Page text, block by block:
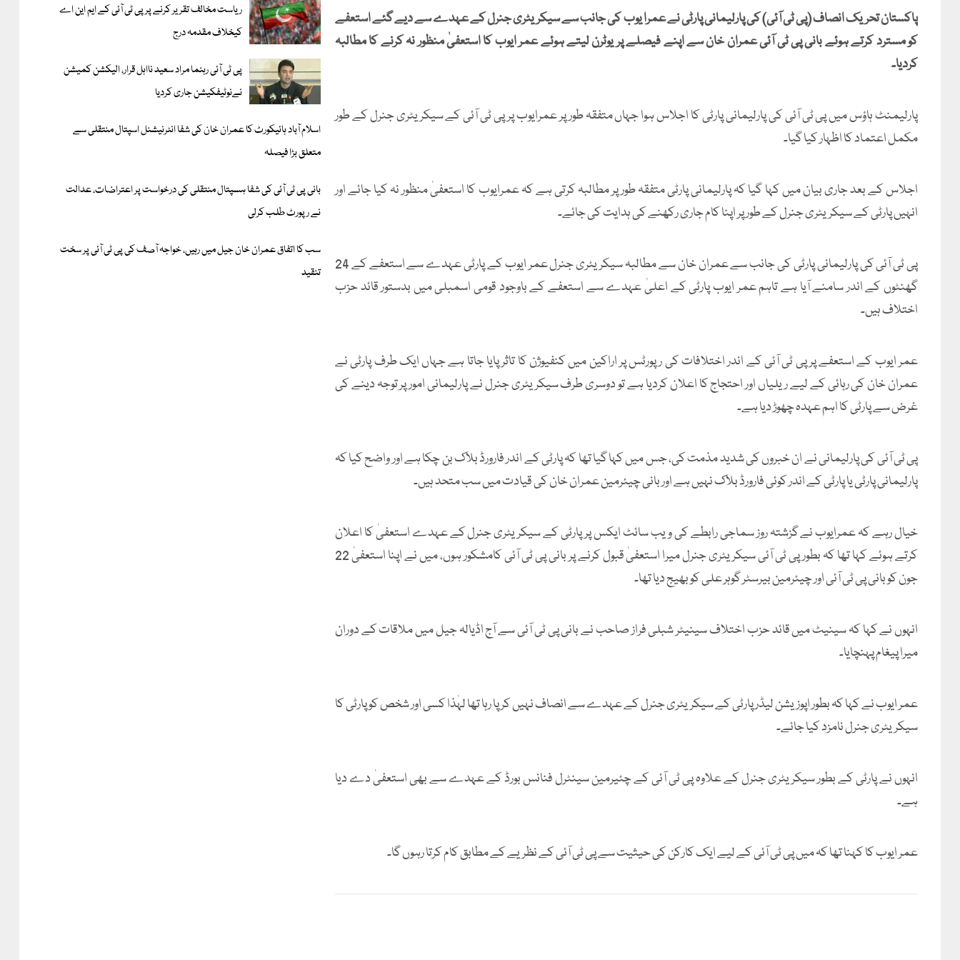
پاکستان تحریک انصاف (پی ٹی آئی) کی پارلیمانی پارٹی نے عمرا یوب کی جانب سے سیکریٹری جنرل کے عہدے سے دیے گئے استعفے
کو مسترد کرتے ہوئے بانی پی ٹی آئی عمران خان سے اپنے فیصلے پر یوٹرن لیتے ہوئے عمر ایوب کا استعفیٰ منظور نہ کرنے کا مطالبہ
کردیا۔
پارلیمنٹ ہاؤس میں پی ٹی آئی کی پارلیمانی پارٹی کا اجلاس ہوا جہاں متفقہ طور پر عمرایوب پر پی ٹی آئی کے سیکریٹری جنرل کے طور
مکمل اعتماد کا اظہار کیا گیا۔
اجلاس کے بعد جاری بیان میں کہا گیا کہ پارلیمانی پارٹی متفقہ طور پر مطالبہ کرتی ہے کہ عمرایوب کا استعفیٰ منظور نہ کیا جائے اور
انہیں پارٹی کے سیکریٹری جنرل کے طور پر اپنا کام جاری رکھنے کی ہدایت کی جائے۔
پی ٹی آئی کی پارلیمانی پارٹی کی جانب سے عمران خان سے مطالبہ سیکریٹری جنرل عمر ایوب کے پارٹی عہدے سے استعفے کے 24
گھنٹوں کے اندر سامنے آیا ہے تاہم عمر ایوب پارٹی کے اعلیٰ عہدے سے استعفے کے باوجود قومی اسمبلی میں بدستور قائد حزب
اختلاف ہیں۔
عمر ایوب کے استعفے پر پی ٹی آئی کے اندر اختلافات کی رپورٹس پر اراکین میں کنفیوژن کا تاثر پایا جاتا ہے جہاں ایک طرف پارٹی نے
عمران خان کی رہائی کے لیے ریلیاں اور احتجاج کا اعلان کردیا ہے تو دوسری طرف سیکریٹری جنرل نے پارلیمانی امور پر توجہ دینے کی
غرض سے پارٹی کا اہم عہدہ چھوڑ دیا ہے۔
پی ٹی آئی کی پارلیمانی نے ان خبروں کی شدید مذمت کی، جس میں کہا گیا تھا کہ پارٹی کے اندر فارورڈ بلاک بن چکا ہے اور واضح کیا کہ
پارلیمانی پارٹی یا پارٹی کے اندر کوئی فارورڈ بلاک نہیں ہے اور بانی چیئرمین عمران خان کی قیادت میں سب متحد ہیں۔
خیال رہے کہ عمرایوب نے گزشتہ روز سماجی رابطے کی ویب سائٹ ایکس پر پارٹی کے سیکریٹری جنرل کے عہدے استعفیٰ کا اعلان
کرتے ہوئے کہا تھا کہ بطور پی ٹی آئی سیکریٹری جنرل میرا استعفیٰ قبول کرنے پر بانی پی ٹی آئی کامشکور ہوں، میں نے اپنا استعفیٰ 22
جون کو بانی پی ٹی آئی اور چیئرمین بیرسٹر گوہر علی کو بھیج دیا تھا۔
انہوں نے کہا کہ سینیٹ میں قائد حزب اختلاف سینیٹر شبلی فراز صاحب نے بانی پی ٹی آئی سے آج اڈیالہ جیل میں ملاقات کے دوران
میرا پیغام پہنچایا۔
عمر ایوب نے کہا کہ بطور اپوزیشن لیڈر پارٹی کے سیکریٹری جنرل کے عہدے سے انصاف نہیں کر پا رہا تھا لہٰذا کسی اور شخص کو پارٹی کا
سیکریٹری جنرل نامزد کیا جائے۔
انہوں نے پارٹی کے بطور سیکریٹری جنرل کے علاوہ پی ٹی آئی کے چئیرمین سینٹرل فنانس بورڈ کے عہدے سے بھی استعفیٰ دے دیا
ہے۔
عمر ایوب کا کہنا تھا کہ میں پی ٹی آئی کے لیے ایک کارکن کی حیثیت سے پی ٹی آئی کے نظریے کے مطابق کام کرتا رہوں گا۔
ریاست مخالف تقریر کرنے پر پی ٹی آئی کے ایم این اے
کیخلاف مقدمہ درج
پی ٹی آئی رہنما مراد سعید نااہل قرار، الیکشن کمیشن
نےنوٹیفکیشن جاری کردیا
اسلام آباد ہائیکورٹ کا عمران خان کی شفا انٹرنیشنل اسپتال منتقلی سے
متعلق بڑا فیصلہ
بانی پی ٹی آئی کی شفا ہسپتال منتقلی کی درخواست پر اعتراضات، عدالت
نے رپورٹ طلب کرلی
سب کا اتفاق عمران خان جیل میں رہیں، خواجہ آصف کی پی ٹی آئی پر سخت
تنقید